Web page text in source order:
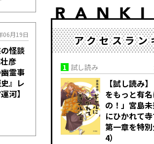
06月19日
怪談
彦
霊事
』レ
河】
アクセスラン
1 試し読み
【試し読み
をもっと有
の！」宮島
にひかれて寺
第一章を特
4）